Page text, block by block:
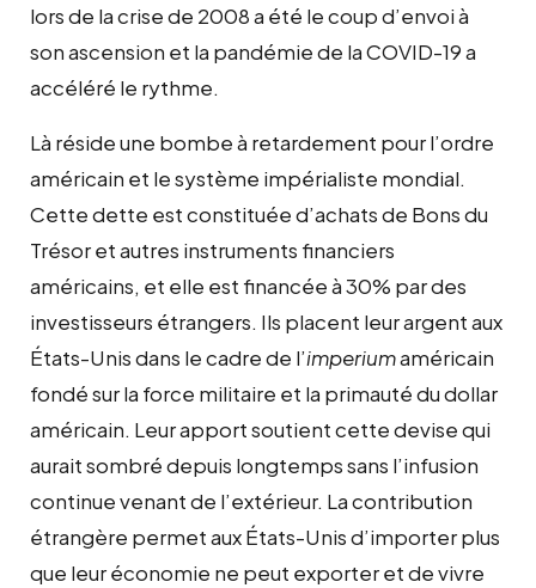
lors de la crise de 2008 a été le coup d’envoi à
son ascension et la pandémie de la COVID-19 a
accéléré le rythme.
Là réside une bombe à retardement pour l’ordre
américain et le système impérialiste mondial.
Cette dette est constituée d’achats de Bons du
Trésor et autres instruments financiers
américains, et elle est financée à 30% par des
investisseurs étrangers. Ils placent leur argent aux
États-Unis dans le cadre de l’imperiumaméricain
fondé sur la force militaire et la primauté du dollar
américain. Leur apport soutient cette devise qui
aurait sombré depuis longtemps sans l’infusion
continue venant de l’extérieur. La contribution
étrangère permet aux États-Unis d’importer plus
que leur économie ne peut exporter et de vivre